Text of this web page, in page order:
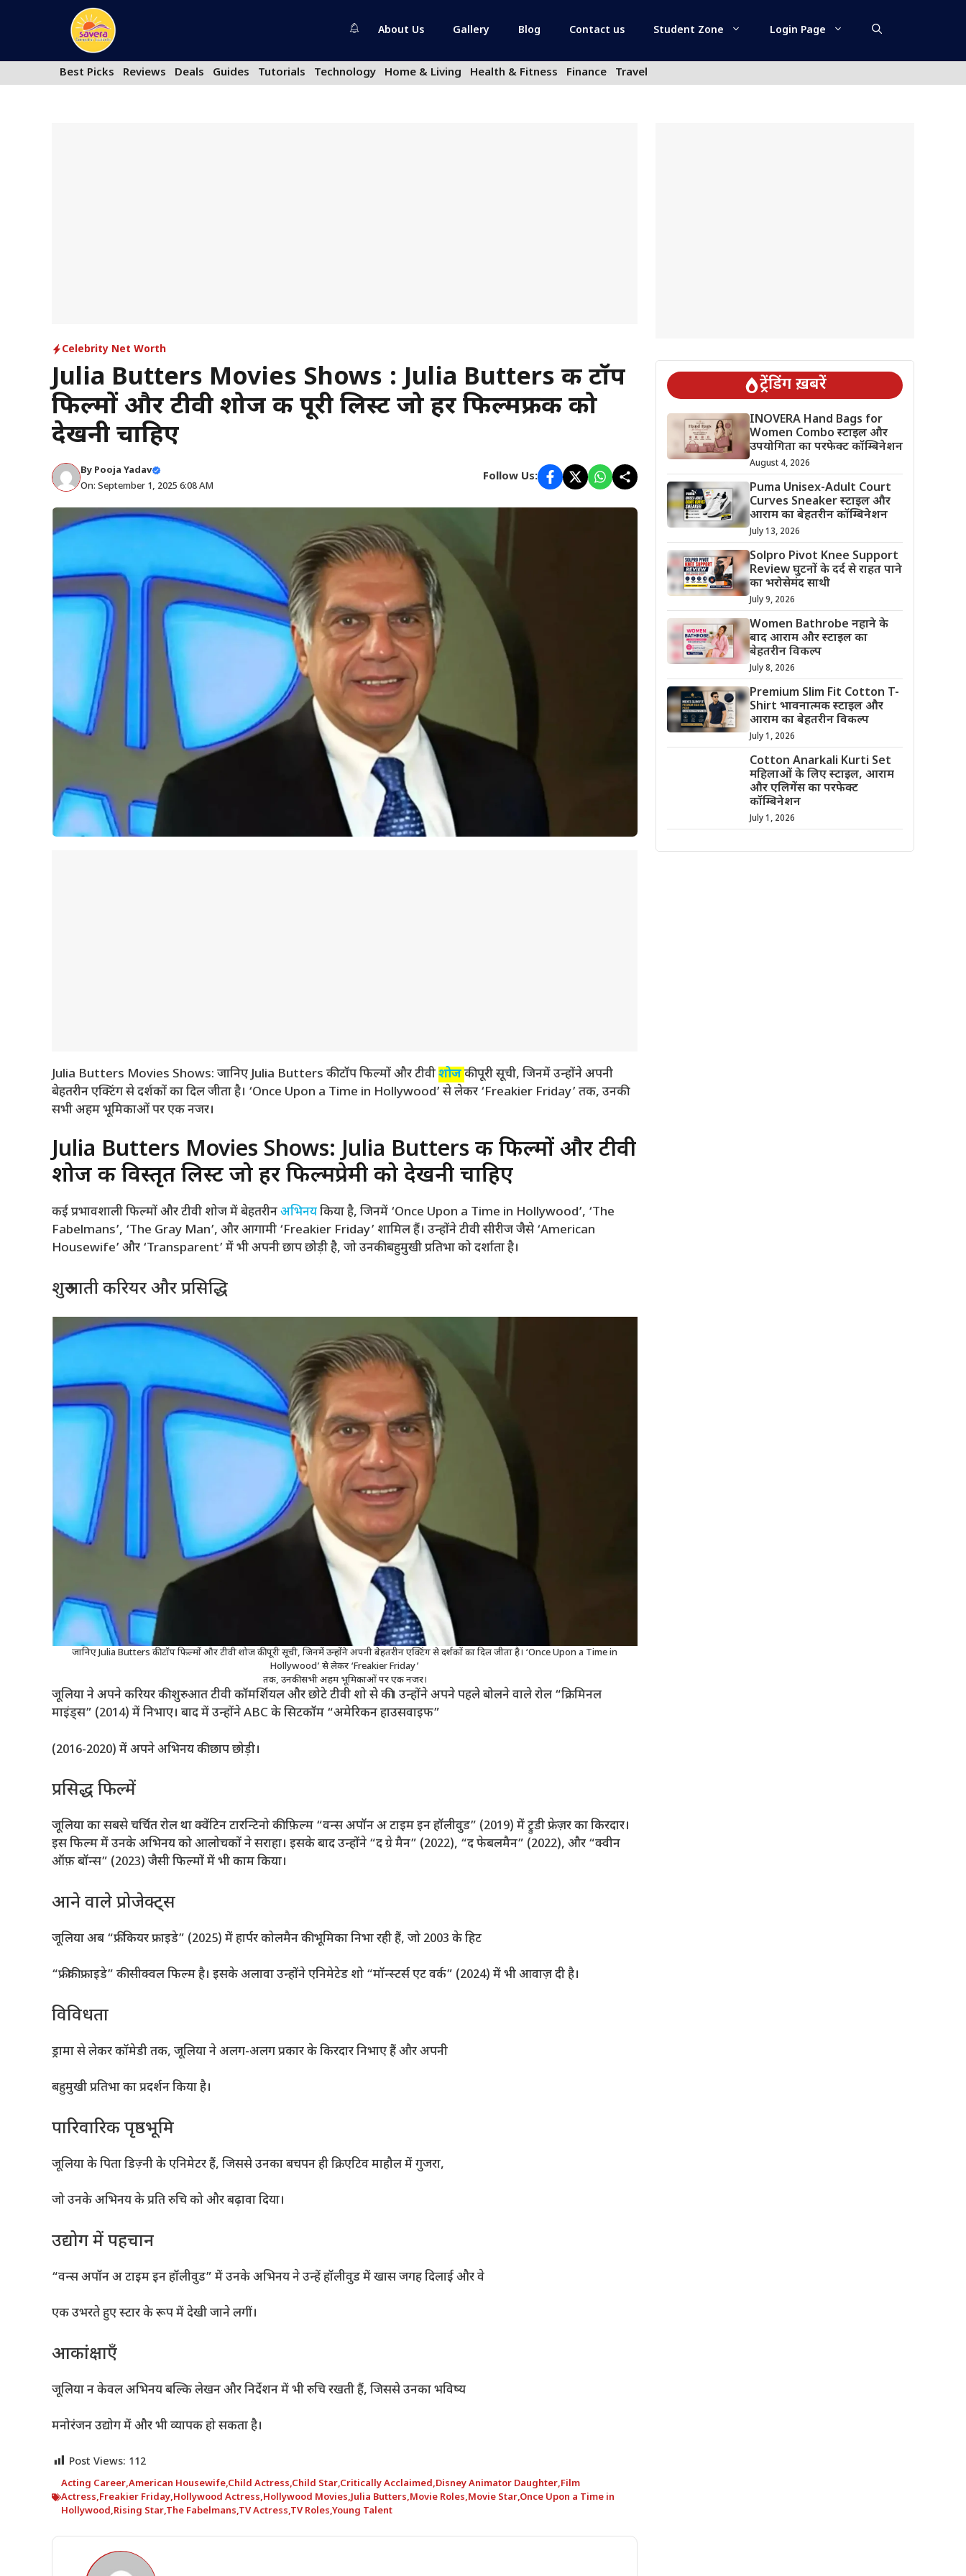
About Us Gallery Blog Contact us Student Zone Login Page
Best Picks Reviews Deals Guides Tutorials Technology Home & Living Health & Fitness Finance Travel
Celebrity Net Worth
Julia Butters Movies Shows : Julia Butters की टॉप
फिल्मों और टीवी शोज की पूरी लिस्ट जो हर फिल्मफ्रीक को
देखनी चाहिए
By Pooja Yadav
On: September 1, 2025 6:08 AM
Follow Us:
Julia Butters Movies Shows: जानिए Julia Butters की टॉप फिल्मों और टीवीशोजकी पूरी सूची, जिनमें उन्होंने अपनी
बेहतरीन एक्टिंग से दर्शकों का दिल जीता है। ‘Once Upon a Time in Hollywood’ से लेकर ‘Freakier Friday’ तक, उनकी
सभी अहम भूमिकाओं पर एक नजर।
Julia Butters Movies Shows: Julia Butters की फिल्मों और टीवी
शोज की विस्तृत लिस्ट जो हर फिल्मप्रेमी को देखनी चाहिए
कई प्रभावशाली फिल्मों और टीवी शोज में बेहतरीनअभिनयकिया है, जिनमें ‘Once Upon a Time in Hollywood’, ‘The
Fabelmans’, ‘The Gray Man’, और आगामी ‘Freakier Friday’ शामिल हैं। उन्होंने टीवी सीरीज जैसे ‘American
Housewife’ और ‘Transparent’ में भी अपनी छाप छोड़ी है, जो उनकी बहुमुखी प्रतिभा को दर्शाता है।
शुरुआती करियर और प्रसिद्धि
जानिए Julia Butters की टॉप फिल्मों और टीवी शोज की पूरी सूची, जिनमें उन्होंने अपनी बेहतरीन एक्टिंग से दर्शकों का दिल जीता है। ‘Once Upon a Time in
Hollywood’ से लेकर ‘Freakier Friday’
तक, उनकी सभी अहम भूमिकाओं पर एक नजर।
जूलिया ने अपने करियर की शुरुआत टीवी कॉमर्शियल और छोटे टीवी शो से की। उन्होंने अपने पहले बोलने वाले रोल “क्रिमिनल
माइंड्स” (2014) में निभाए। बाद में उन्होंने ABC के सिटकॉम “अमेरिकन हाउसवाइफ”
(2016-2020) में अपने अभिनय की छाप छोड़ी।
प्रसिद्ध फिल्में
जूलिया का सबसे चर्चित रोल था क्वेंटिन टारन्टिनो की फ़िल्म “वन्स अपॉन अ टाइम इन हॉलीवुड” (2019) में ट्रुडी फ्रेज़र का किरदार।
इस फिल्म में उनके अभिनय को आलोचकों ने सराहा। इसके बाद उन्होंने “द ग्रे मैन” (2022), “द फेबलमैन” (2022), और “क्वीन
ऑफ़ बॉन्स” (2023) जैसी फिल्मों में भी काम किया।
आने वाले प्रोजेक्ट्स
जूलिया अब “फ्रीकियर फ्राइडे” (2025) में हार्पर कोलमैन की भूमिका निभा रही हैं, जो 2003 के हिट
“फ्रीकी फ्राइडे” की सीक्वल फिल्म है। इसके अलावा उन्होंने एनिमेटेड शो “मॉन्स्टर्स एट वर्क” (2024) में भी आवाज़ दी है।
विविधता
ड्रामा से लेकर कॉमेडी तक, जूलिया ने अलग-अलग प्रकार के किरदार निभाए हैं और अपनी
बहुमुखी प्रतिभा का प्रदर्शन किया है।
पारिवारिक पृष्ठभूमि
जूलिया के पिता डिज़्नी के एनिमेटर हैं, जिससे उनका बचपन ही क्रिएटिव माहौल में गुजरा,
जो उनके अभिनय के प्रति रुचि को और बढ़ावा दिया।
उद्योग में पहचान
“वन्स अपॉन अ टाइम इन हॉलीवुड” में उनके अभिनय ने उन्हें हॉलीवुड में खास जगह दिलाई और वे
एक उभरते हुए स्टार के रूप में देखी जाने लगीं।
आकांक्षाएँ
जूलिया न केवल अभिनय बल्कि लेखन और निर्देशन में भी रुचि रखती हैं, जिससे उनका भविष्य
मनोरंजन उद्योग में और भी व्यापक हो सकता है।
Post Views: 112
Acting Career,American Housewife,Child Actress,Child Star,Critically Acclaimed,Disney Animator Daughter,Film
Actress,Freakier Friday,Hollywood Actress,Hollywood Movies,Julia Butters,Movie Roles,Movie Star,Once Upon a Time in
Hollywood,Rising Star,The Fabelmans,TV Actress,TV Roles,Young Talent
ट्रेंडिंग ख़बरें
INOVERA Hand Bags for
Women Combo स्टाइल और
उपयोगिता का परफेक्ट कॉम्बिनेशन
August 4, 2026
Puma Unisex-Adult Court
Curves Sneaker स्टाइल और
आराम का बेहतरीन कॉम्बिनेशन
July 13, 2026
Solpro Pivot Knee Support
Review घुटनों के दर्द से राहत पाने
का भरोसेमंद साथी
July 9, 2026
Women Bathrobe नहाने के
बाद आराम और स्टाइल का
बेहतरीन विकल्प
July 8, 2026
Premium Slim Fit Cotton T-
Shirt भावनात्मक स्टाइल और
आराम का बेहतरीन विकल्प
July 1, 2026
Cotton Anarkali Kurti Set
महिलाओं के लिए स्टाइल, आराम
और एलिगेंस का परफेक्ट
कॉम्बिनेशन
July 1, 2026